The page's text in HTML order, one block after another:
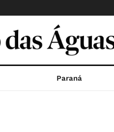
Paraná